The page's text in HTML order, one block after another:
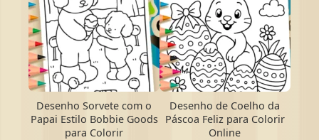
Desenho Sorvete com o
Papai Estilo Bobbie Goods
para Colorir
Desenho de Coelho da
Páscoa Feliz para Colorir
Online